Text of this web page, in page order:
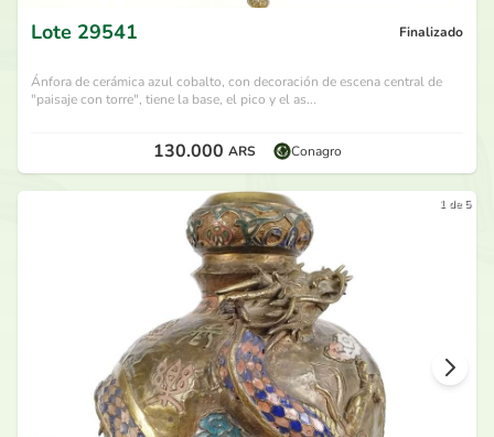
Lote 29541 Finalizado
Ánfora de cerámica azul cobalto, con decoración de escena central de
"paisaje con torre", tiene la base, el pico y el as...
130.000 ARS Conagro
1 de 5